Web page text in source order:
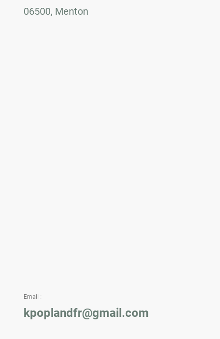
06500, Menton
Email :
kpoplandfr@gmail.com